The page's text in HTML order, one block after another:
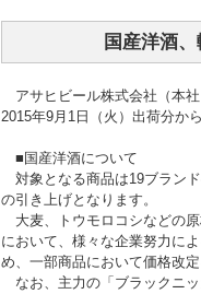
国産洋酒
アサヒビール株式会社（本
2015年9月1日（火）出荷分か
■国産洋酒について
対象となる商品は19ブラン
の引き上げとなります。
大麦、トウモロコシなどの
において、様々な企業努力に
め、一部商品において価格改
なお、主力の「ブラックニ